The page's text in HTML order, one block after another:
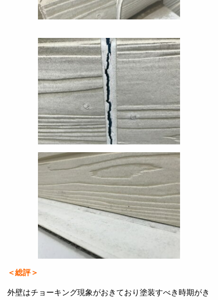
＜総評＞
外壁はチョーキング現象がおきており塗装すべき時期がき